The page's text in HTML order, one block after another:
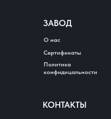
ЗАВОД
О нас
Сертификаты
Политика
конфидицальности
КОНТАКТЫ